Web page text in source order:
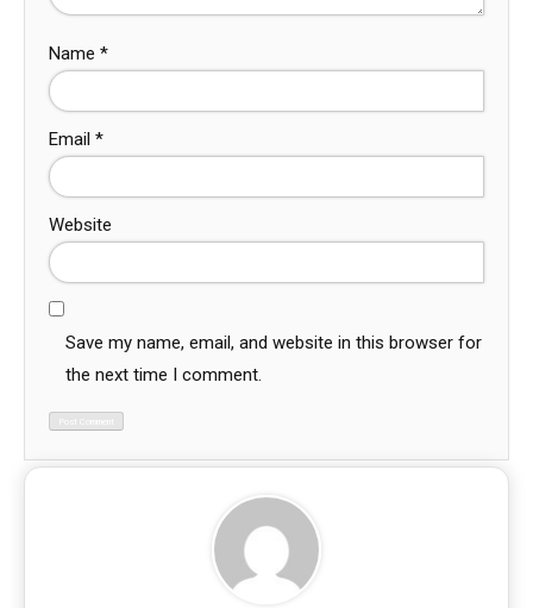
Name *
Email *
Website
Save my name, email, and website in this browser for
the next time I comment.